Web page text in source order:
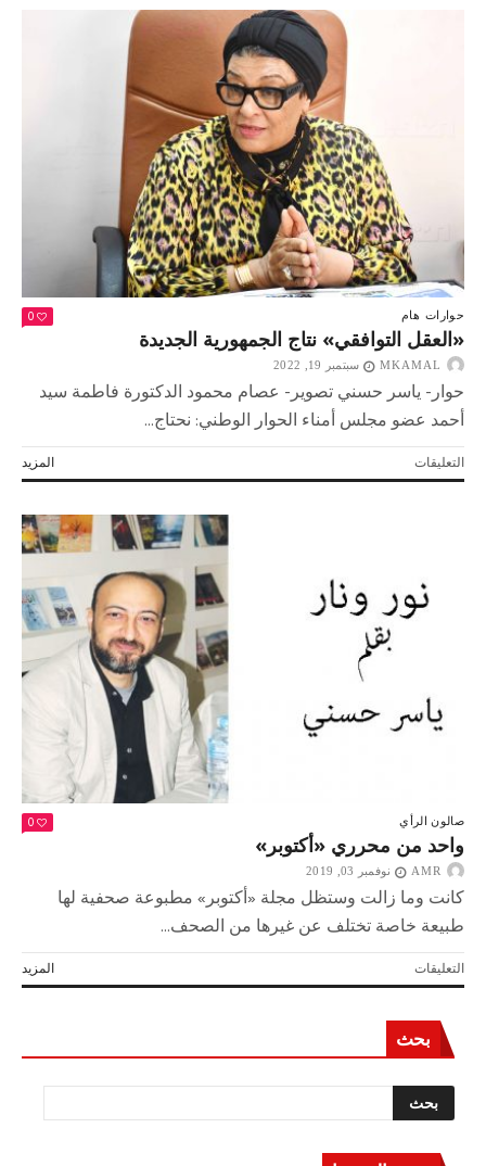
آمنة
تحفظ
حقوق
العمال
وتصون
كرامتهم
مغلقة
حوارات هام 0
«العقل التوافقي» نتاج الجمهورية الجديدة
MKAMAL سبتمبر 19, 2022
حوار- ياسر حسني تصوير- عصام محمود الدكتورة فاطمة سيد
أحمد عضو مجلس أمناء الحوار الوطني: نحتاج...
المزيد التعليقاتعلى
«العقل
مغلقة
صالون الرأي 0
واحد من محرري «أكتوبر»
AMR نوفمبر 03, 2019
كانت وما زالت وستظل مجلة «أكتوبر» مطبوعة صحفية لها
طبيعة خاصة تختلف عن غيرها من الصحف...
المزيد التعليقاتعلى
واحد
«أكتوبر»
بحث